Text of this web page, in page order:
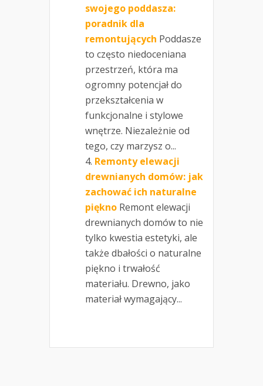
swojego poddasza:
poradnik dla
remontujących Poddasze
to często niedoceniana
przestrzeń, która ma
ogromny potencjał do
przekształcenia w
funkcjonalne i stylowe
wnętrze. Niezależnie od
tego, czy marzysz o...
Remonty elewacji
drewnianych domów: jak
zachować ich naturalne
piękno Remont elewacji
drewnianych domów to nie
tylko kwestia estetyki, ale
także dbałości o naturalne
piękno i trwałość
materiału. Drewno, jako
materiał wymagający...